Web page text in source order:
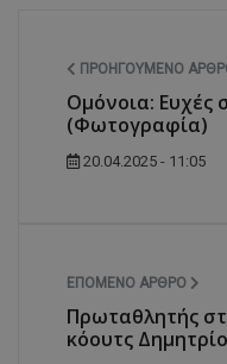
ΠΡΟΗΓΟΎΜΕΝΟ
Ομόνοια: Ευχές
(Φωτογραφία)
20.04.2025 - 11:05
ΕΠΌΜΕΝΟ ΆΡΘΡΟ
Πρωταθλητής
κόουτς